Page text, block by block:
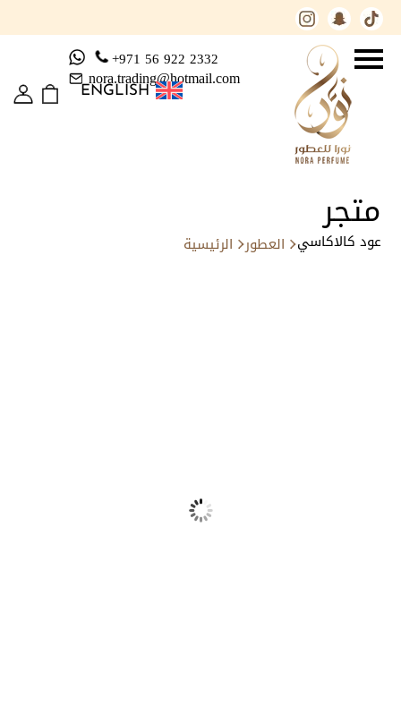
+971 56 922 2332
nora.trading@hotmail.com
ENGLISH
متجر
الرئيسية العطور عود كالاكاسي